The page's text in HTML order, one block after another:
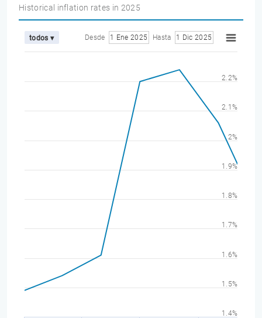
Historical inflation rates in 2025
todos ▾ Desde 1 Ene 2025 Hasta 1 Dic 2025
1.4%
1.5%
1.6%
1.7%
1.8%
1.9%
2%
2.1%
2.2%